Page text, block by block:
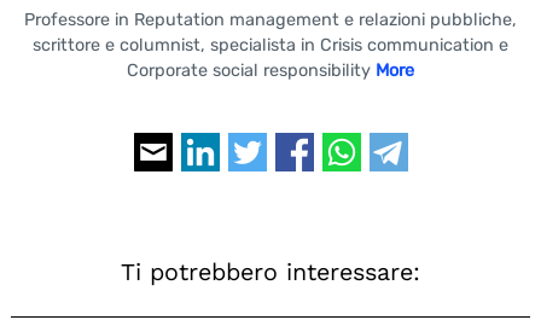
Professore in Reputation management e relazioni pubbliche,
scrittore e columnist, specialista in Crisis communication e
Corporate social responsibility More
Ti potrebbero interessare: